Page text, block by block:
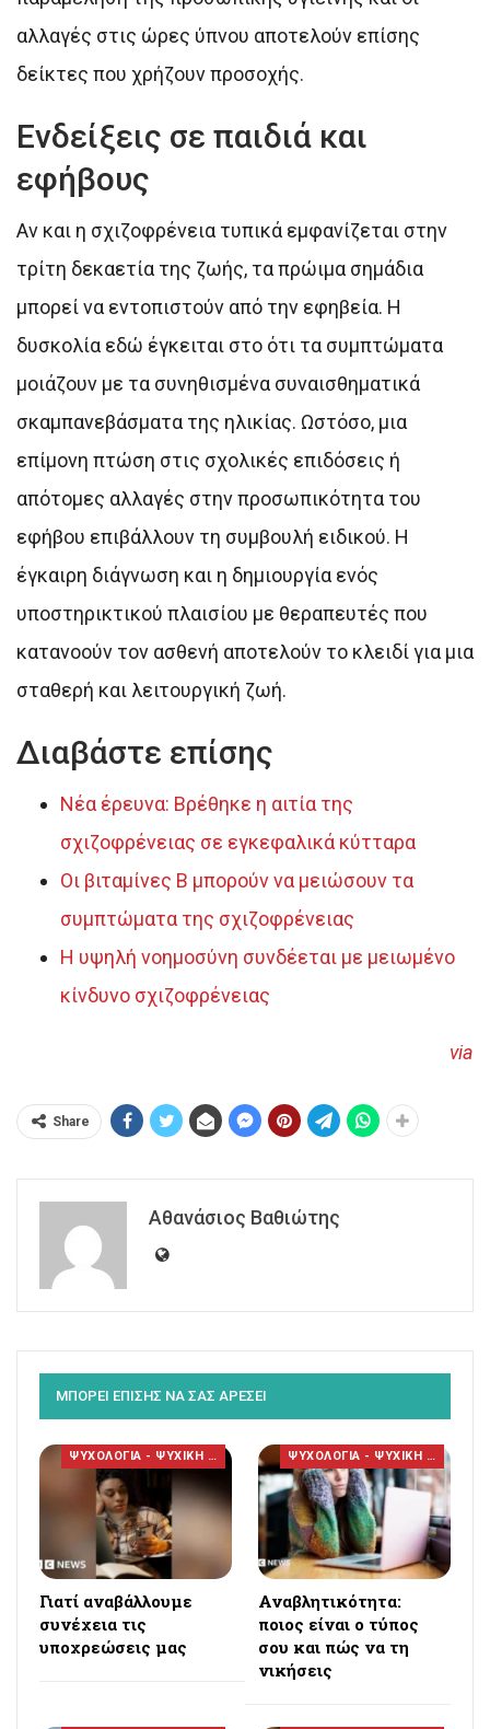
αλλαγές στις ώρες ύπνου αποτελούν επίσης
δείκτες που χρήζουν προσοχής.
Ενδείξεις σε παιδιά και
εφήβους
Αν και η σχιζοφρένεια τυπικά εμφανίζεται στην
τρίτη δεκαετία της ζωής, τα πρώιμα σημάδια
μπορεί να εντοπιστούν από την εφηβεία. Η
δυσκολία εδώ έγκειται στο ότι τα συμπτώματα
μοιάζουν με τα συνηθισμένα συναισθηματικά
σκαμπανεβάσματα της ηλικίας. Ωστόσο, μια
επίμονη πτώση στις σχολικές επιδόσεις ή
απότομες αλλαγές στην προσωπικότητα του
εφήβου επιβάλλουν τη συμβουλή ειδικού. Η
έγκαιρη διάγνωση και η δημιουργία ενός
υποστηρικτικού πλαισίου με θεραπευτές που
κατανοούν τον ασθενή αποτελούν το κλειδί για μια
σταθερή και λειτουργική ζωή.
Διαβάστε επίσης
Νέα έρευνα: Βρέθηκε η αιτία της
σχιζοφρένειας σε εγκεφαλικά κύτταρα
Οι βιταμίνες Β μπορούν να μειώσουν τα
συμπτώματα της σχιζοφρένειας
H υψηλή νοημοσύνη συνδέεται με μειωμένο
κίνδυνο σχιζοφρένειας
via
Share
Αθανάσιος Βαθιώτης
ΜΠΟΡΕΙ ΕΠΙΣΗΣ ΝΑ ΣΑΣ ΑΡΕΣΕΙ
ΨΥΧΟΛΟΓΙΑ - ΨΥΧΙΚΗ ΥΓΕΙΑ
Γιατί αναβάλλουμε
συνέχεια τις
υποχρεώσεις μας
ΨΥΧΟΛΟΓΙΑ - ΨΥΧΙΚΗ ΥΓΕΙΑ
Αναβλητικότητα:
ποιος είναι ο τύπος
σου και πώς να τη
νικήσεις